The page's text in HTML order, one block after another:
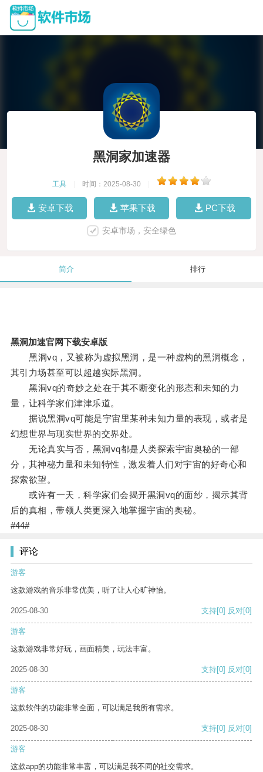
黑洞家加速器
工具 时间：2025-08-30
安卓下载 苹果下载 PC下载
安卓市场，安全绿色
简介 排行
黑洞加速官网下载安卓版
黑洞vq，又被称为虚拟黑洞，是一种虚构的黑洞概念，
其引力场甚至可以超越实际黑洞。
黑洞vq的奇妙之处在于其不断变化的形态和未知的力
量，让科学家们津津乐道。
据说黑洞vq可能是宇宙里某种未知力量的表现，或者是
幻想世界与现实世界的交界处。
无论真实与否，黑洞vq都是人类探索宇宙奥秘的一部
分，其神秘力量和未知特性，激发着人们对宇宙的好奇心和
探索欲望。
或许有一天，科学家们会揭开黑洞vq的面纱，揭示其背
后的真相，带领人类更深入地掌握宇宙的奥秘。
#44#
评论
游客
这款游戏的音乐非常优美，听了让人心旷神怡。
2025-08-30 支持[0] 反对[0]
游客
这款游戏非常好玩，画面精美，玩法丰富。
2025-08-30 支持[0] 反对[0]
游客
这款软件的功能非常全面，可以满足我所有需求。
2025-08-30 支持[0] 反对[0]
游客
这款app的功能非常丰富，可以满足我不同的社交需求。